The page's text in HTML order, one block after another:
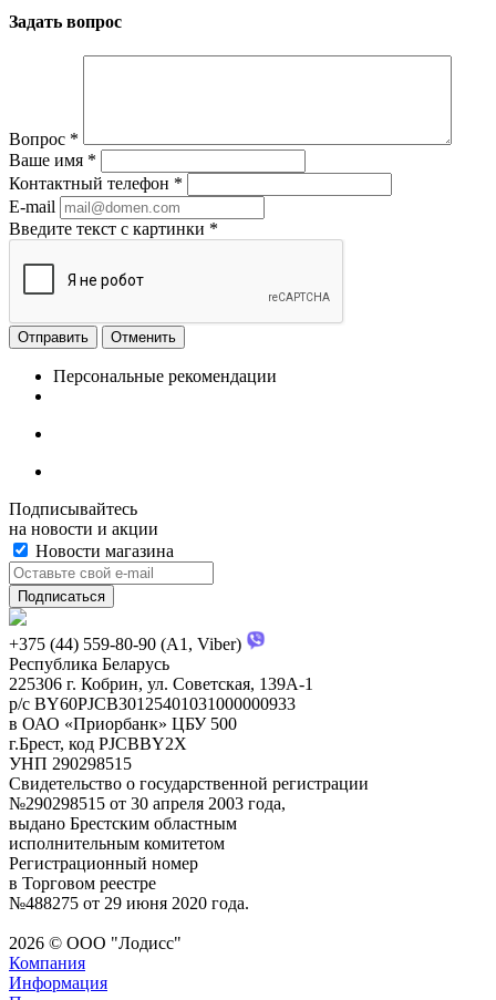
Задать вопрос
Вопрос *
Ваше имя *
Контактный телефон *
E-mail
Введите текст с картинки *
Отменить
Персональные рекомендации
Подписывайтесь
на новости и акции
Новости магазина
+375 (44) 559-80-90 (A1, Viber)
Республика Беларусь
225306 г. Кобрин, ул. Советская, 139А-1
р/с BY60PJCB30125401031000000933
в ОАО «Приорбанк» ЦБУ 500
г.Брест, код PJCBBY2X
УНП 290298515
Свидетельство о государственной регистрации
№290298515 от 30 апреля 2003 года,
выдано Брестским областным
исполнительным комитетом
Регистрационный номер
в Торговом реестре
№488275 от 29 июня 2020 года.
2026 © ООО "Лодисс"
Компания
Информация